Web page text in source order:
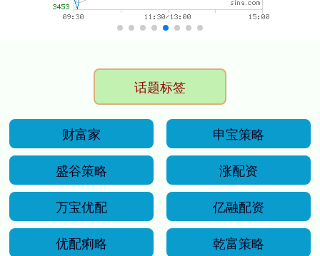
话题标签
财富家
申宝策略
盛谷策略
涨配资
万宝优配
亿融配资
优配痢略
乾富策略